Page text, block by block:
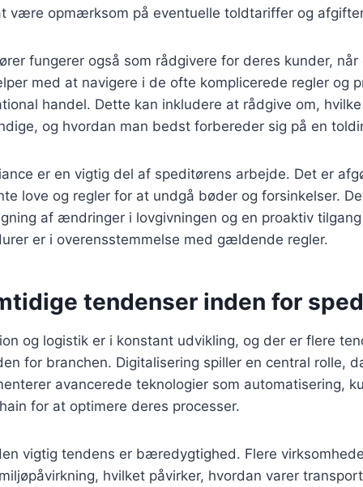
være opmærksom på eventuelle toldtariffer og
fungerer også som rådgivere for deres kunder,
med at navigere i de ofte komplicerede regler og
handel. Dette kan inkludere at rådgive om,
og hvordan man bedst forbereder sig på en
er en vigtig del af speditørens arbejde. Det er
love og regler for at undgå bøder og forsinkelser.
af ændringer i lovgivningen og en proaktiv
er i overensstemmelse med gældende regler.
tendenser inden for
og logistik er i konstant udvikling, og der er flere
for branchen. Digitalisering spiller en central rolle,
avancerede teknologier som automatisering,
for at optimere deres processer.
vigtig tendens er bæredygtighed. Flere
hvilket påvirker, hvordan varer